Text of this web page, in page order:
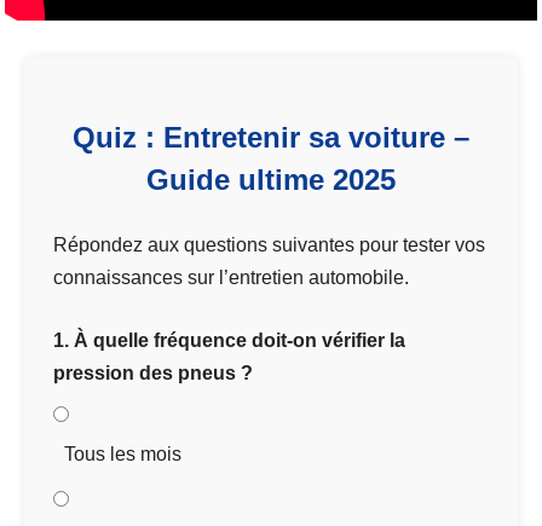
Quiz : Entretenir sa voiture –
Guide ultime 2025
Répondez aux questions suivantes pour tester vos
connaissances sur l’entretien automobile.
1. À quelle fréquence doit-on vérifier la
pression des pneus ?
Tous les mois